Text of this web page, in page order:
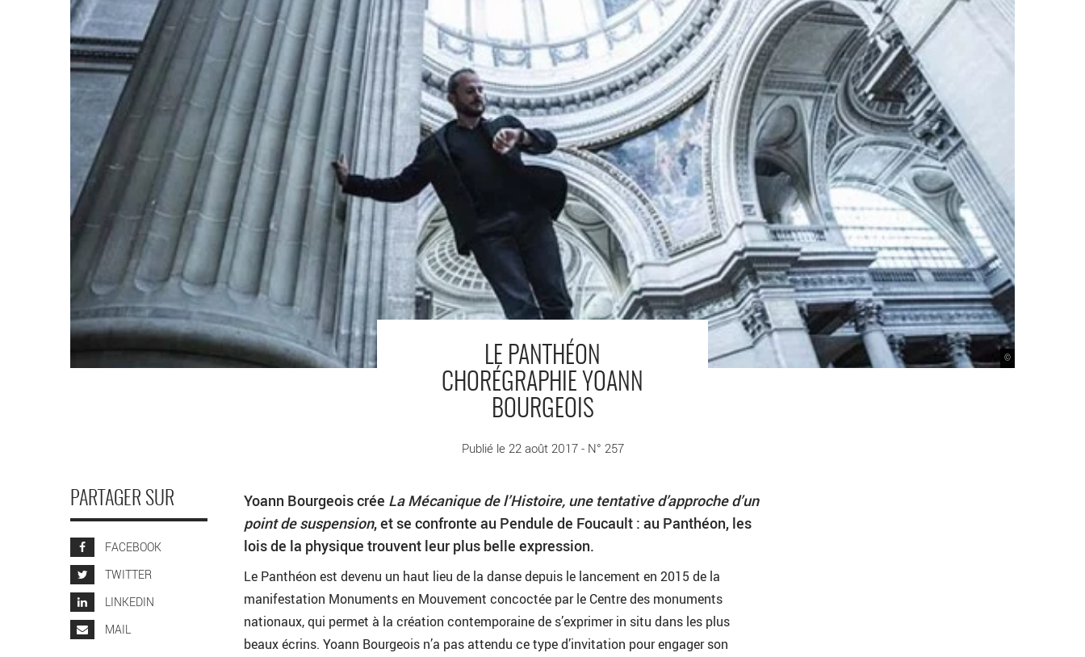
©
LE PANTHÉON
CHORÉGRAPHIE YOANN
BOURGEOIS
Publié le 22 août 2017 - N° 257
PARTAGER SUR
FACEBOOK
TWITTER
LINKEDIN
MAIL
Yoann Bourgeois crée La Mécanique de l’Histoire, une tentative d’approche d’un
point de suspension, et se confronte au Pendule de Foucault : au Panthéon, les
lois de la physique trouvent leur plus belle expression.
Le Panthéon est devenu un haut lieu de la danse depuis le lancement en 2015 de la
manifestation Monuments en Mouvement concoctée par le Centre des monuments
nationaux, qui permet à la création contemporaine de s’exprimer in situ dans les plus
beaux écrins. Yoann Bourgeois n’a pas attendu ce type d’invitation pour engager son